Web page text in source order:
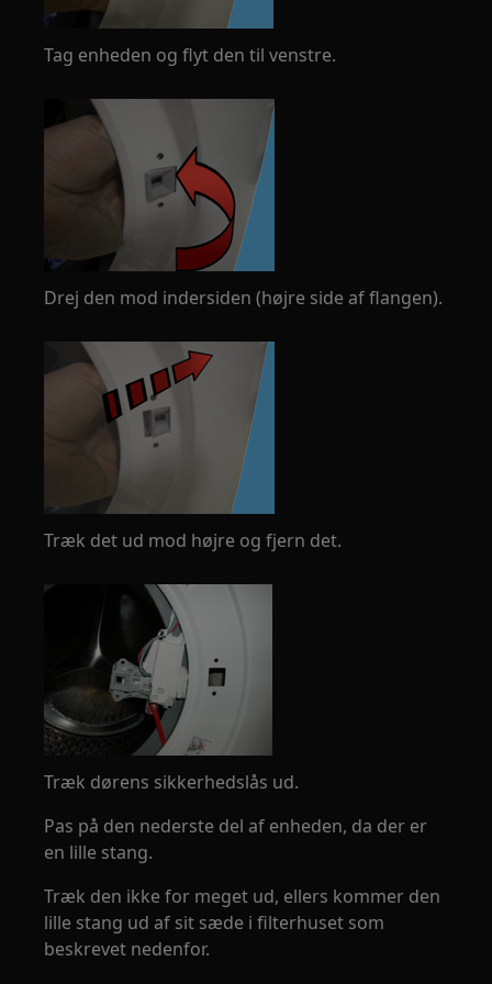
Tag enheden og flyt den til venstre.
Drej den mod indersiden (højre side af flangen).
Træk det ud mod højre og fjern det.
Træk dørens sikkerhedslås ud.
Pas på den nederste del af enheden, da der er
en lille stang.
Træk den ikke for meget ud, ellers kommer den
lille stang ud af sit sæde i filterhuset som
beskrevet nedenfor.